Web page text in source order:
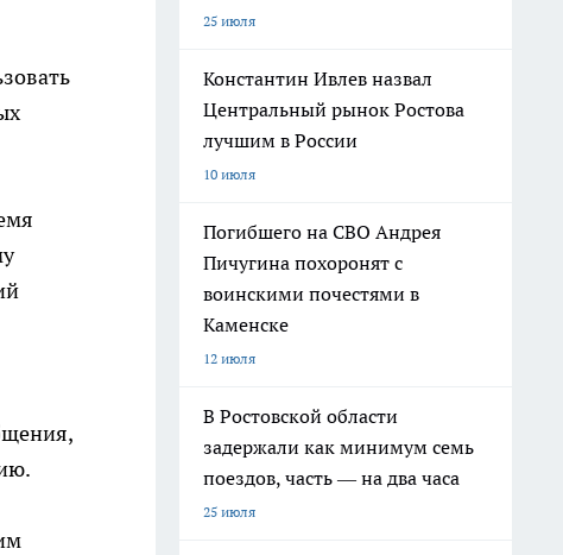
25 июля
Константин Ивлев назвал
Центральный рынок Ростова
лучшим в России
10 июля
Погибшего на СВО Андрея
Пичугина похоронят с
воинскими почестями в
Каменске
12 июля
В Ростовской области
задержали как минимум семь
поездов, часть — на два часа
25 июля